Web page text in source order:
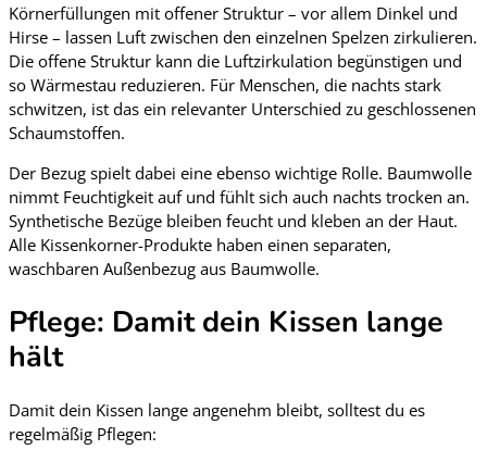
Körnerfüllungen mit offener Struktur – vor allem Dinkel und
Hirse – lassen Luft zwischen den einzelnen Spelzen zirkulieren.
Die offene Struktur kann die Luftzirkulation begünstigen und
so Wärmestau reduzieren. Für Menschen, die nachts stark
schwitzen, ist das ein relevanter Unterschied zu geschlossenen
Schaumstoffen.
Der Bezug spielt dabei eine ebenso wichtige Rolle. Baumwolle
nimmt Feuchtigkeit auf und fühlt sich auch nachts trocken an.
Synthetische Bezüge bleiben feucht und kleben an der Haut.
Alle Kissenkorner-Produkte haben einen separaten,
waschbaren Außenbezug aus Baumwolle.
Pflege: Damit dein Kissen lange
hält
Damit dein Kissen lange angenehm bleibt, solltest du es
regelmäßig Pflegen: